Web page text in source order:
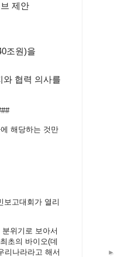
제안
조원)을
와 협력 의사를
해당하는 것만
보고대회가 열리
위기로 보아서
초의 바이오(데
리나라라고 해서